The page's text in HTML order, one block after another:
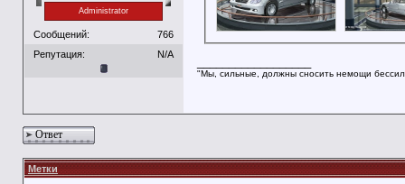
Administrator
Сообщений:
766
Репутация:
N/A
"Мы, сильные, должны сносить немощи
Ответ
Метки